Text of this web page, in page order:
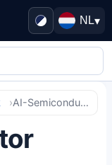
NL▾
AI-Semiconductor Transformatie: Geopolitiek Herschikt Tech-Toeleveringsketens